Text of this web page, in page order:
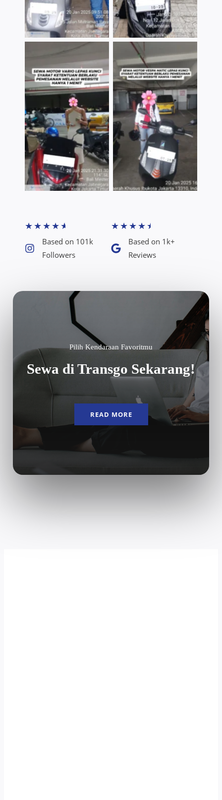
TNo Caption TNo Caption
★★★★★
Based on 101k
Followers​
★★★★★
Based on 1k+
Reviews​
Pilih Kendaraan Favoritmu
Sewa di Transgo Sekarang!
READ MORE